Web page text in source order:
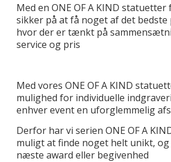
Med en ONE OF A KIND statuetter
sikker på at få noget af det bedste
hvor der er tænkt på
service og pris
Med vores ONE OF A KIND
mulighed for individuelle
enhver event en uforglemmelig
Derfor har vi serien ONE OF A
muligt at finde noget helt unikt,
næste award eller begivenhed